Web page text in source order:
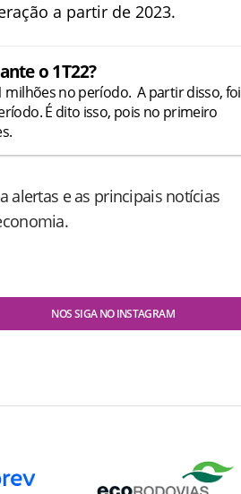
a partir de 2023.
o 1T22?
milhões no período. A partir disso, foi
É dito isso, pois no primeiro
alertas e as principais notícias
NOS SIGA NO INSTAGRAM